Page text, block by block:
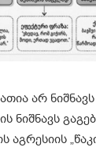
არ ნიშნავს
ნიშნავს